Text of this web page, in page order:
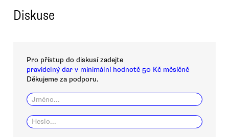
Diskuse
Pro přístup do diskusí zadejte
pravidelný dar v minimální hodnotě 50 Kč měsíčně
Děkujeme za podporu.